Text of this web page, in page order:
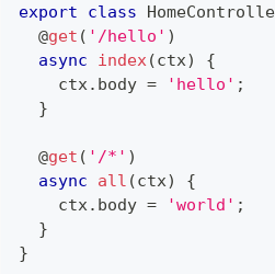
export
class
@get ( '/hello' )
async
index(ctx)
{
    ctx
. body = 'hello' ;
}
@get ( '/*' )
async
all (ctx)
{
    ctx
. body = 'world' ;
}
}